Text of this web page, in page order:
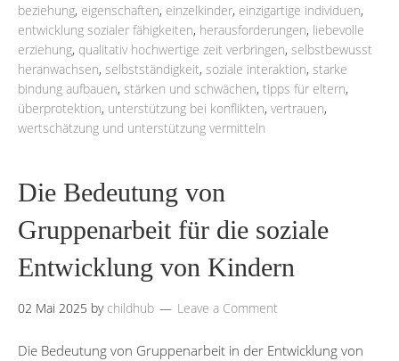
beziehung, eigenschaften, einzelkinder, einzigartige individuen,
entwicklung sozialer fähigkeiten, herausforderungen, liebevolle
erziehung, qualitativ hochwertige zeit verbringen, selbstbewusst
heranwachsen, selbstständigkeit, soziale interaktion, starke
bindung aufbauen, stärken und schwächen, tipps für eltern,
überprotektion, unterstützung bei konflikten, vertrauen,
wertschätzung und unterstützung vermitteln
Die Bedeutung von
Gruppenarbeit für die soziale
Entwicklung von Kindern
02 Mai 2025 by childhub Leave a Comment
Die Bedeutung von Gruppenarbeit in der Entwicklung von